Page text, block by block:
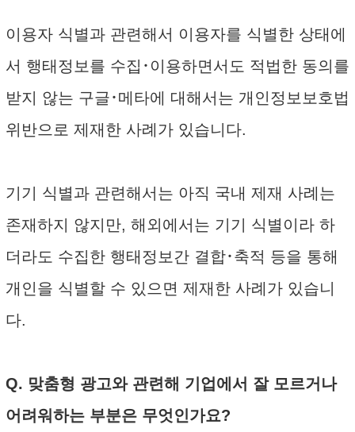
이용자 식별과 관련해서 이용자를 식별한 상태에
서 행태정보를 수집･이용하면서도 적법한 동의를
받지 않는 구글･메타에 대해서는 개인정보보호법
위반으로 제재한 사례가 있습니다.
기기 식별과 관련해서는 아직 국내 제재 사례는
존재하지 않지만, 해외에서는 기기 식별이라 하
더라도 수집한 행태정보간 결합･축적 등을 통해
개인을 식별할 수 있으면 제재한 사례가 있습니
다.
Q. 맞춤형 광고와 관련해 기업에서 잘 모르거나
어려워하는 부분은 무엇인가요?